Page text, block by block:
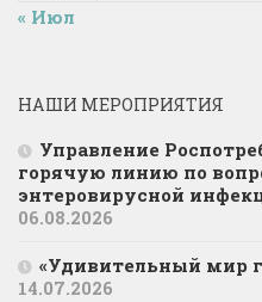
« Июл
НАШИ МЕРОПРИЯТИЯ
Управление
горячую линию по
энтеровирусной
06.08.2026
«Удивительный мир
14.07.2026